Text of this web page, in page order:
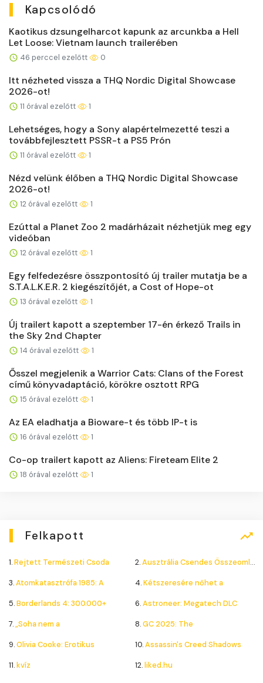
Kapcsolódó
Kaotikus dzsungelharcot kapunk az arcunkba a Hell
Let Loose: Vietnam launch trailerében
46 perccel ezelőtt 0
Itt nézheted vissza a THQ Nordic Digital Showcase
2026-ot!
11 órával ezelőtt 1
Lehetséges, hogy a Sony alapértelmezetté teszi a
továbbfejlesztett PSSR-t a PS5 Prón
11 órával ezelőtt 1
Nézd velünk élőben a THQ Nordic Digital Showcase
2026-ot!
12 órával ezelőtt 1
Ezúttal a Planet Zoo 2 madárházait nézhetjük meg egy
videóban
12 órával ezelőtt 1
Egy felfedezésre összpontosító új trailer mutatja be a
S.T.A.L.K.E.R. 2 kiegészítőjét, a Cost of Hope-ot
13 órával ezelőtt 1
Új trailert kapott a szeptember 17-én érkező Trails in
the Sky 2nd Chapter
14 órával ezelőtt 1
Ősszel megjelenik a Warrior Cats: Clans of the Forest
című könyvadaptáció, körökre osztott RPG
15 órával ezelőtt 1
Az EA eladhatja a Bioware-t és több IP-t is
16 órával ezelőtt 1
Co-op trailert kapott az Aliens: Fireteam Elite 2
18 órával ezelőtt 1
Felkapott
1.Rejtett Természeti Csoda 2.Ausztrália Csendes Összeomlása
3.Atomkatasztrófa 1985: A 4.Kétszeresére nőhet a
5.Borderlands 4: 300.000+ 6.Astroneer: Megatech DLC
7.„Soha nem a 8.GC 2025: The
9.Olivia Cooke: Erotikus 10.Assassin's Creed Shadows
11.kvíz 12.liked.hu